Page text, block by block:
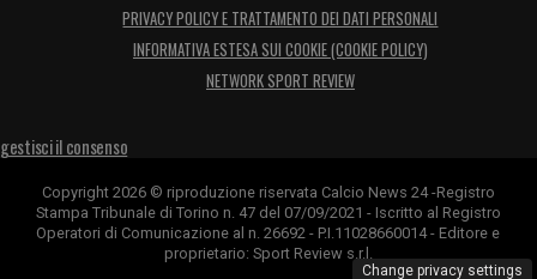
PRIVACY POLICY E TRATTAMENTO DEI DATI PERSONALI
INFORMATIVA ESTESA SUI COOKIE (COOKIE POLICY)
NETWORK SPORT REVIEW
gestisci il consenso
Copyright 2026 © riproduzione riservata Calcio News 24 -Registro
Stampa Tribunale di Torino n. 47 del 07/09/2021 - Iscritto al Registro
Operatori di Comunicazione al n. 26692 - P.I.11028660014 - Editore e
proprietario: Sport Review s.r.l.
Change privacy settings